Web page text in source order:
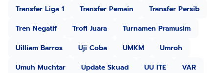
Transfer Liga 1
Transfer Pemain
Transfer Persib
Tren Negatif
Trofi Juara
Turnamen Pramusim
Uilliam Barros
Uji Coba UMKM
Umroh
Umuh Muchtar
Update Skuad UU ITE
VAR